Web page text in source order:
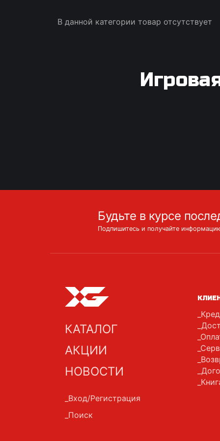
В данной категории товар отсутствует
Будьте в курсе
Подпишитесь и получайте
КАТАЛОГ
АКЦИИ
НОВОСТИ
Вход/Регистрация
Поиск